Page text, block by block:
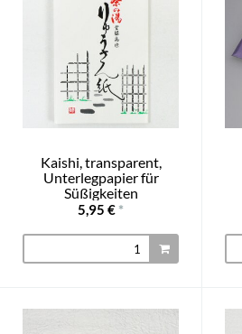
Kaishi, transparent,
Unterlegpapier für
Süßigkeiten
5,95 € *